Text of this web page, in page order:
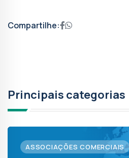
Compartilhe:
Principais categorias
ASSOCIAÇÕES COMERCIAIS